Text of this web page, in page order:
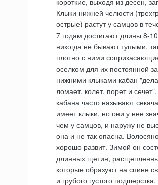
Клыки нижней челюсти
острые) растут у самцов в
7 годам достигают длины 8-
никогда не бывают тупыми,
плотно с ними
оселком для их постоянной
нижними клыками кабан
ломает, колет, порет и
кабана часто называют
имеет клыки, но они у нее
чем у самцов, и наружу не
она и не так опасна.
хорошо развит. Зимой он
длинных щетин,
которые образуют на спине
и грубого густого